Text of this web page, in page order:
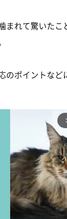
まれて驚いた
ポイントな